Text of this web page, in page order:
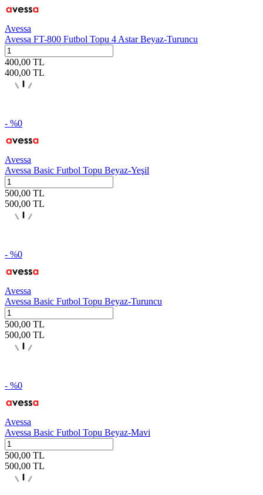
Avessa
Avessa FT-800 Futbol Topu 4 Astar Beyaz-Turuncu
400,00 TL
400,00 TL
- %0
Avessa
Avessa Basic Futbol Topu Beyaz-Yeşil
500,00 TL
500,00 TL
- %0
Avessa
Avessa Basic Futbol Topu Beyaz-Turuncu
500,00 TL
500,00 TL
- %0
Avessa
Avessa Basic Futbol Topu Beyaz-Mavi
500,00 TL
500,00 TL